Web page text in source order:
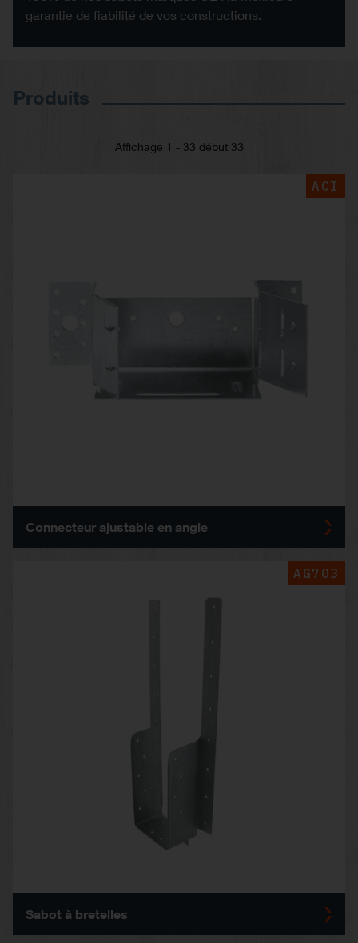
garantie de fiabilité de vos constructions.
Produits
Affichage 1 - 33 début 33
ACI
Connecteur ajustable en angle
AG703
Sabot à bretelles